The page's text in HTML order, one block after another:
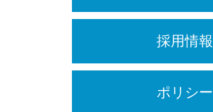
採用情報
ポリシー